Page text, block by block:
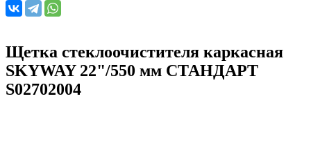
Щетка стеклоочистителя каркасная
SKYWAY 22"/550 мм СТАНДАРТ
S02702004